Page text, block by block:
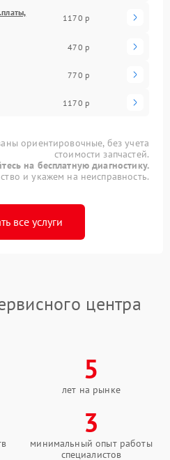
1170 р
470 р
770 р
1170 р
ориентировочные, без учета
стоимости запчастей.
на бесплатную диагностику.
и укажем на неисправность.
все услуги
центра
5
лет на рынке
3
минимальный опыт работы
специалистов